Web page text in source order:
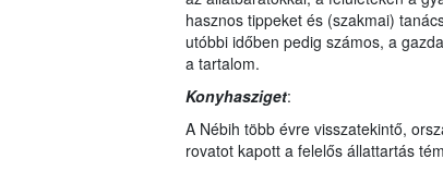
hasznos tippeket és (szakmai)
utóbbi időben pedig számos, a
a tartalom.
Konyhasziget:
A Nébih több évre visszatekintő,
rovatot kapott a felelős állattartás